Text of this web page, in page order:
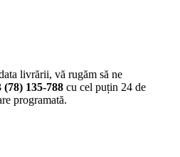
livrării, vă rugăm să ne
(78) 135-788 cu cel puțin 24 de
programată.